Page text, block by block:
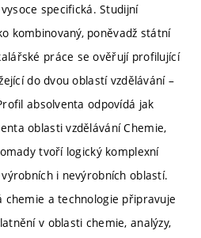
specifická. Studijní
kombinovaný, poněvadž státní
práce se ověřují profilující
do dvou oblastí vzdělávání –
absolventa odpovídá jak
oblasti vzdělávání Chemie,
tvoří logický komplexní
i nevýrobních oblastí.
chemie a technologie připravuje
v oblasti chemie, analýzy,